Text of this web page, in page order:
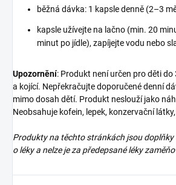
běžná dávka: 1 kapsle denně (2–3
kapsle užívejte na lačno (min. 20
minut po jídle), zapíjejte vodu nebo
Upozornění: Produkt není určen pro děti do
a kojící. Nepřekračujte doporučené denní
mimo dosah dětí. Produkt neslouží jako
Neobsahuje kofein, lepek, konzervační
Produkty na těchto stránkách jsou doplňky
o léky a nelze je za předepsané léky